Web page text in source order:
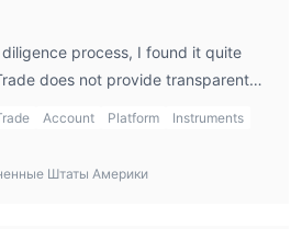
process, I found it quite
does not provide transparent
trading instruments
As an experienced trader,
markets—whether that’s
Account Platform
Instruments
Штаты Америки